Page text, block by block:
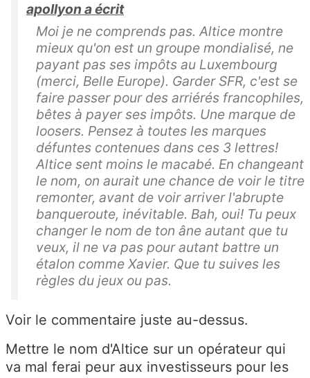
apollyon a écrit
Moi je ne comprends pas. Altice montre
mieux qu'on est un groupe mondialisé, ne
payant pas ses impôts au Luxembourg
(merci, Belle Europe). Garder SFR, c'est se
faire passer pour des arriérés francophiles,
bêtes à payer ses impôts. Une marque de
loosers. Pensez à toutes les marques
défuntes contenues dans ces 3 lettres!
Altice sent moins le macabé. En changeant
le nom, on aurait une chance de voir le titre
remonter, avant de voir arriver l'abrupte
banqueroute, inévitable. Bah, oui! Tu peux
changer le nom de ton âne autant que tu
veux, il ne va pas pour autant battre un
étalon comme Xavier. Que tu suives les
règles du jeux ou pas.
Voir le commentaire juste au-dessus.
Mettre le nom d'Altice sur un opérateur qui
va mal ferai peur aux investisseurs pour les